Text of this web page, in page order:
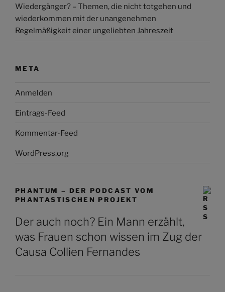
Wiedergänger? – Themen, die nicht totgehen und
wiederkommen mit der unangenehmen
Regelmäßigkeit einer ungeliebten Jahreszeit
META
Anmelden
Eintrags-Feed
Kommentar-Feed
WordPress.org
PHANTUM – DER PODCAST VOM
PHANTASTISCHEN PROJEKT
Der auch noch? Ein Mann erzählt,
was Frauen schon wissen im Zug der
Causa Collien Fernandes